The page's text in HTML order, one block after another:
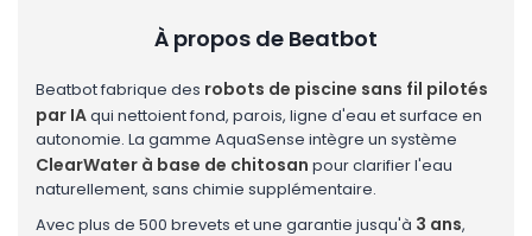
À propos de Beatbot
Beatbot fabrique des robots de piscine sans fil pilotés
par IAqui nettoient fond, parois, ligne d'eau et surface en
autonomie. La gamme AquaSense intègre un système
ClearWater à base de chitosan pour clarifier l'eau
naturellement, sans chimie supplémentaire.
Avec plus de 500 brevets et une garantie jusqu'à 3 ans,